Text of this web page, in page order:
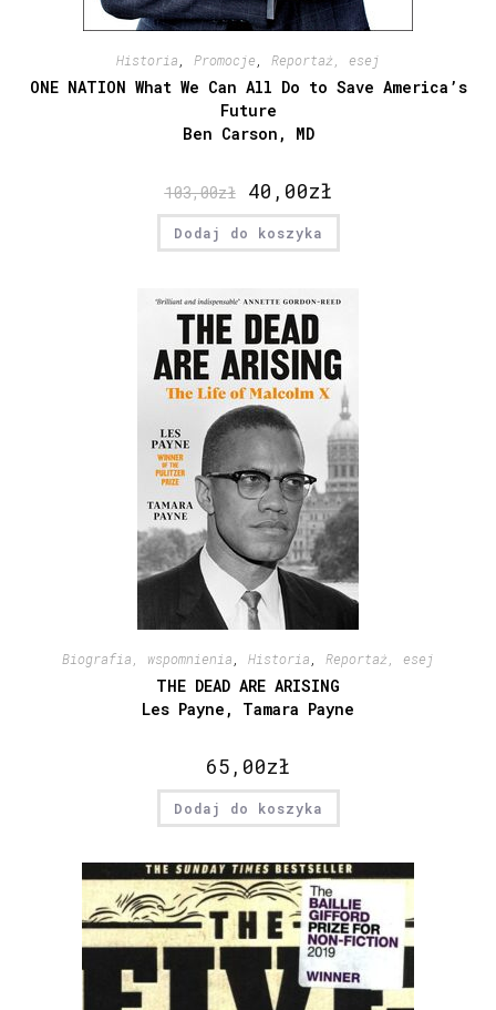
Historia Promocje Reportaż, esej
ONE NATION What We Can All Do to Save America’s
Future
Ben Carson, MD
103,00zł 40,00zł
Dodaj do koszyka
Biografia, wspomnienia Historia Reportaż, esej
THE DEAD ARE ARISING
Les Payne, Tamara Payne
65,00zł
Dodaj do koszyka